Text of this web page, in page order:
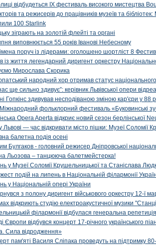
відбудеться IX фестиваль високого мистецтва
та режисерів до працівників музеїв та
100 Starlink
зіграють на золотій флейті та органі
виповнюється 55 років Іванові Небесному
поруч із лідерами: оголошено шортліст 8
із життя легендарний диригент оркестру
Мирослава Скорика
народний хор отримав статус національного
ще сильно здивує”: керівник Львівської опери
Гопкінс здивував несподіваною зміною кар'єри у 88
фольклорний фестиваль «Буковинські
Opera Aperta відкриє новий сезон берлінської
Львові — час відкривати місто пішки: Музеї Соломії
балетна подія осені
Булгаков - головний режисер Дніпровської
Льозова – танцююча балетмейстерка!
у Музеї Соломії Крушельницької та Станіслава
подій на липень в Національній філармонії
у Національній опері України
з полону диригент військового оркестру 12-ї
відкриють студію електроакустичної музики
філармонії відбулася генеральна
Європи відбувся концерт 17-річного українського
Сила відродження»
пам'яті Василя Сліпака проведуть на підтримку